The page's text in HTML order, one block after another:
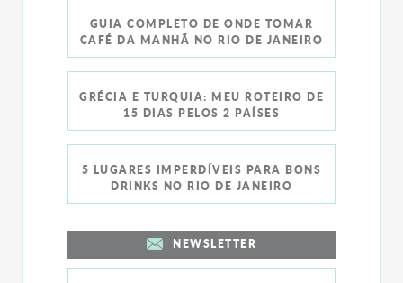
GUIA COMPLETO DE ONDE TOMAR
CAFÉ DA MANHÃ NO RIO DE JANEIRO
GRÉCIA E TURQUIA: MEU ROTEIRO DE
15 DIAS PELOS 2 PAÍSES
5 LUGARES IMPERDÍVEIS PARA BONS
DRINKS NO RIO DE JANEIRO
NEWSLETTER